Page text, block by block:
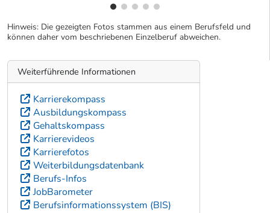
Hinweis: Die gezeigten Fotos stammen aus einem Berufsfeld und
können daher vom beschriebenen Einzelberuf abweichen.
Weiterführende Informationen
Karrierekompass
Ausbildungskompass
Gehaltskompass
Karrierevideos
Karrierefotos
Weiterbildungsdatenbank
Berufs-Infos
JobBarometer
Berufsinformationssystem (BIS)